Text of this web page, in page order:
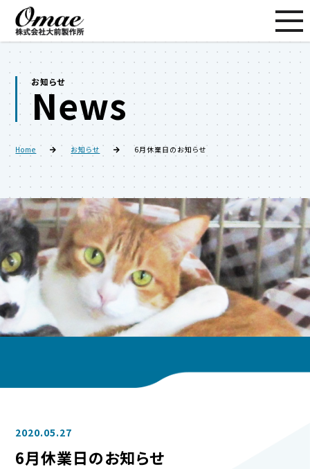
お知らせ
News
Home お知らせ 6月休業日のお知らせ
2020.05.27
6月休業日のお知らせ